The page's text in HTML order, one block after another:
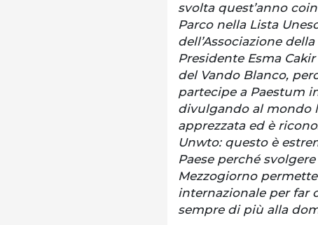
svolta quest’anno
Parco nella Lista
dell’Associazione
Presidente Esma
del Vando Blanco,
partecipe a Paestum
divulgando al mondo
apprezzata ed è
Unwto: questo è
Paese perché
Mezzogiorno
internazionale per far
sempre di più alla